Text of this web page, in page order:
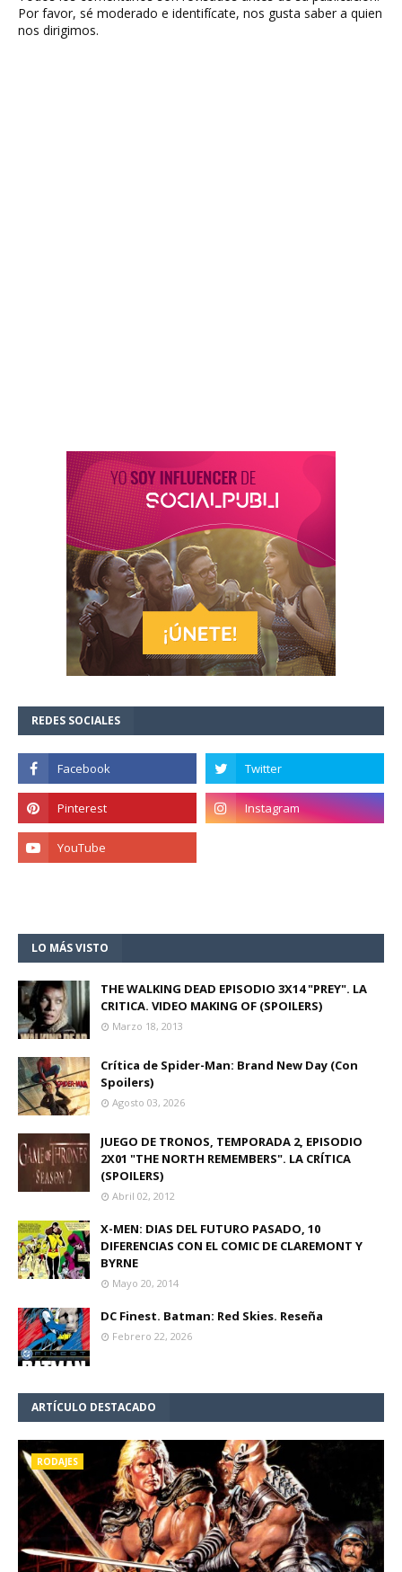
Por favor, sé moderado e identifícate, nos gusta saber a quien
nos dirigimos.
REDES SOCIALES
LO MÁS VISTO
THE WALKING DEAD EPISODIO 3X14 "PREY". LA
CRITICA. VIDEO MAKING OF (SPOILERS)
Marzo 18, 2013
Crítica de Spider-Man: Brand New Day (Con
Spoilers)
Agosto 03, 2026
JUEGO DE TRONOS, TEMPORADA 2, EPISODIO
2X01 "THE NORTH REMEMBERS". LA CRÍTICA
(SPOILERS)
Abril 02, 2012
X-MEN: DIAS DEL FUTURO PASADO, 10
DIFERENCIAS CON EL COMIC DE CLAREMONT Y
BYRNE
Mayo 20, 2014
DC Finest. Batman: Red Skies. Reseña
Febrero 22, 2026
ARTÍCULO DESTACADO
RODAJES